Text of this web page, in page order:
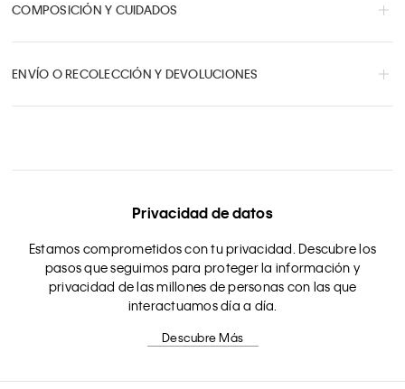
COMPOSICIÓN Y CUIDADOS
ENVÍO O RECOLECCIÓN Y DEVOLUCIONES
Privacidad de datos
Estamos comprometidos con tu privacidad. Descubre los
pasos que seguimos para proteger la información y
privacidad de las millones de personas con las que
interactuamos día a día.
Descubre Más